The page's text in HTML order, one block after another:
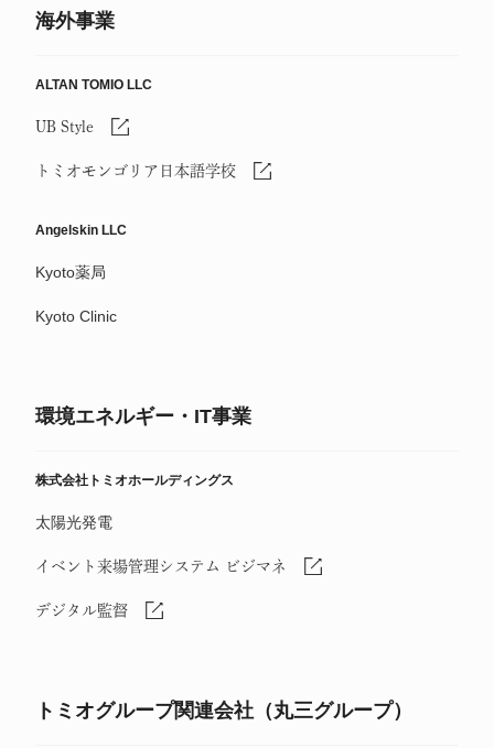
海外事業
ALTAN TOMIO LLC
UB Style
トミオモンゴリア日本語学校
Angelskin LLC
Kyoto薬局
Kyoto Clinic
環境エネルギー・IT事業
株式会社トミオホールディングス
太陽光発電
イベント来場管理システム ビジマネ
デジタル監督
トミオグループ関連会社（丸三グループ）